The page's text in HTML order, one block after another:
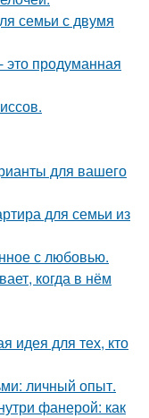
семьи с двумя
это продуманная
для вашего
для семьи из
с любовью.
когда в нём
идея для тех, кто
личный опыт.
фанерой: как